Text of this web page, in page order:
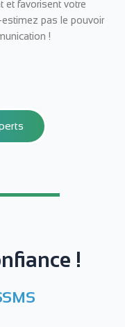
et favorisent votre
pas le pouvoir
!
!